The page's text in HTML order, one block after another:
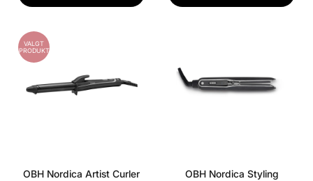
VALGT
PRODUKT
OBH Nordica Artist Curler
OBH Nordica Styling